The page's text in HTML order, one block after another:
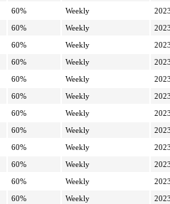
60% Weekly
60% Weekly
60% Weekly
60% Weekly
60% Weekly
60% Weekly
60% Weekly
60% Weekly
60% Weekly
60% Weekly
60% Weekly
60% Weekly